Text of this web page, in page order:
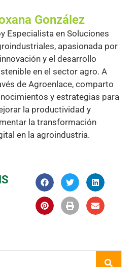
González
Especialista en Soluciones
apasionada por
y el desarrollo
en el sector agro. A
de Agroenlace, comparto
y estrategias para
la productividad y
la transformación
en la agroindustria.